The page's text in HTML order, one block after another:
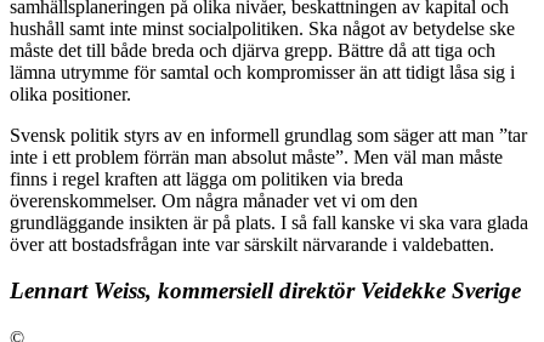
samhällsplaneringen på olika nivåer, beskattningen av kapital och
hushåll samt inte minst socialpolitiken. Ska något av betydelse ske
måste det till både breda och djärva grepp. Bättre då att tiga och
lämna utrymme för samtal och kompromisser än att tidigt låsa sig i
olika positioner.
Svensk politik styrs av en informell grundlag som säger att man ”tar
inte i ett problem förrän man absolut måste”. Men väl man måste
finns i regel kraften att lägga om politiken via breda
överenskommelser. Om några månader vet vi om den
grundläggande insikten är på plats. I så fall kanske vi ska vara glada
över att bostadsfrågan inte var särskilt närvarande i valdebatten.
Lennart Weiss, kommersiell direktör Veidekke Sverige